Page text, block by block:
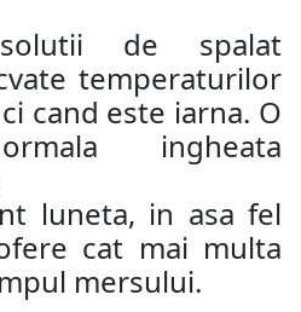
de spalat
temperaturilor
cand este iarna. O
ingheata
luneta, in asa fel
cat mai multa
mersului.